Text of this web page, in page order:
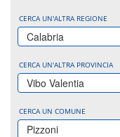
CERCA UN'ALTRA REGIONE
Calabria
CERCA UN'ALTRA PROVINCIA
Vibo Valentia
CERCA UN COMUNE
Pizzoni